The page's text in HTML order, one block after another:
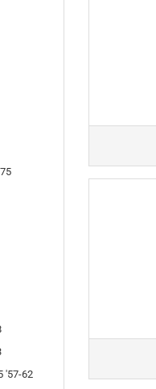
'57-62